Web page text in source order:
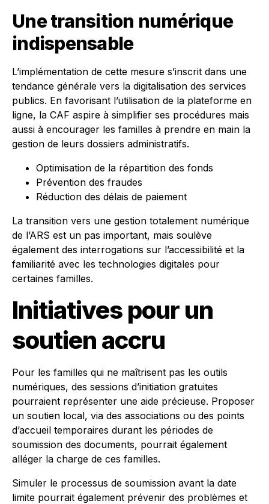
Une transition numérique
indispensable
L’implémentation de cette mesure s’inscrit dans une
tendance générale vers la digitalisation des services
publics. En favorisant l’utilisation de la plateforme en
ligne, la CAF aspire à simplifier ses procédures mais
aussi à encourager les familles à prendre en main la
gestion de leurs dossiers administratifs.
Optimisation de la répartition des fonds
Prévention des fraudes
Réduction des délais de paiement
La transition vers une gestion totalement numérique
de l’ARS est un pas important, mais soulève
également des interrogations sur l’accessibilité et la
familiarité avec les technologies digitales pour
certaines familles.
Initiatives pour un
soutien accru
Pour les familles qui ne maîtrisent pas les outils
numériques, des sessions d’initiation gratuites
pourraient représenter une aide précieuse. Proposer
un soutien local, via des associations ou des points
d’accueil temporaires durant les périodes de
soumission des documents, pourrait également
alléger la charge de ces familles.
Simuler le processus de soumission avant la date
limite pourrait également prévenir des problèmes et